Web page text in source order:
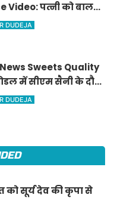
Video: पत्नी को बाल
वाला पति खुद
DUDEJA
Sweets Quality
में सीएम सैनी के दौरे
के डिब्बे पर बिना
DUDEJA
सूर्य देव की कृपा से